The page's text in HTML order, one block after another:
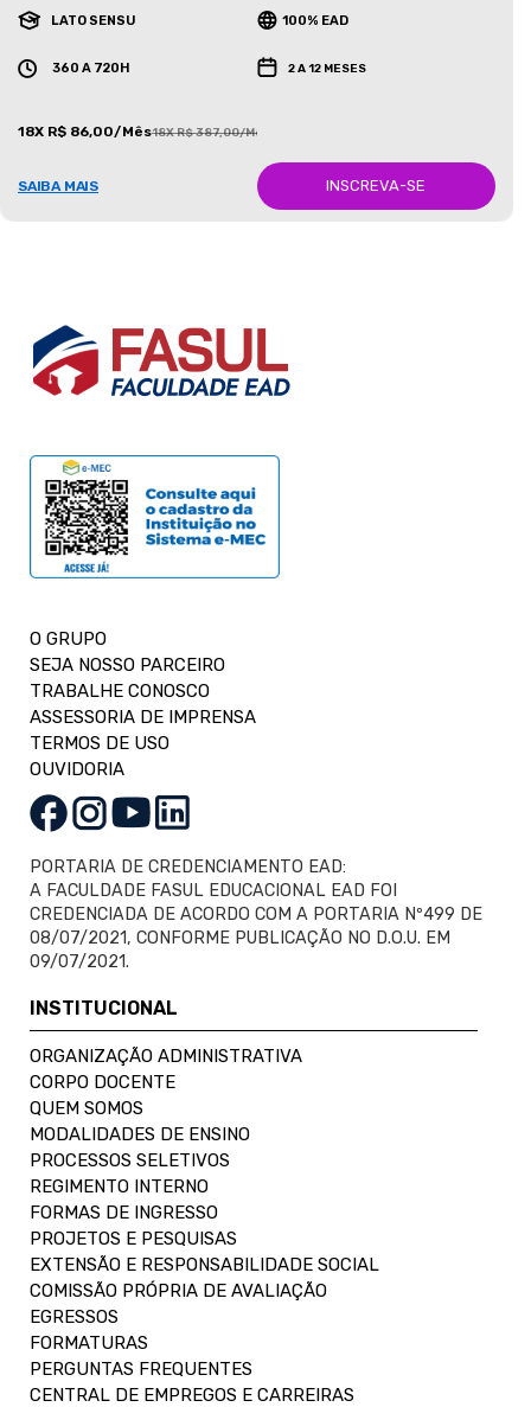
LATO SENSU 100% EAD
360 A 720H 2 A 12 MESES
18X R$ 86,00/Mês18X R$ 387,00/Mês
SAIBA MAIS INSCREVA-SE
O GRUPO
SEJA NOSSO PARCEIRO
TRABALHE CONOSCO
ASSESSORIA DE IMPRENSA
TERMOS DE USO
OUVIDORIA
PORTARIA DE CREDENCIAMENTO EAD:
A FACULDADE FASUL EDUCACIONAL EAD FOI
CREDENCIADA DE ACORDO COM A PORTARIA Nº499 DE
08/07/2021, CONFORME PUBLICAÇÃO NO D.O.U. EM
09/07/2021.
INSTITUCIONAL
ORGANIZAÇÃO ADMINISTRATIVA
CORPO DOCENTE
QUEM SOMOS
MODALIDADES DE ENSINO
PROCESSOS SELETIVOS
REGIMENTO INTERNO
FORMAS DE INGRESSO
PROJETOS E PESQUISAS
EXTENSÃO E RESPONSABILIDADE SOCIAL
COMISSÃO PRÓPRIA DE AVALIAÇÃO
EGRESSOS
FORMATURAS
PERGUNTAS FREQUENTES
CENTRAL DE EMPREGOS E CARREIRAS